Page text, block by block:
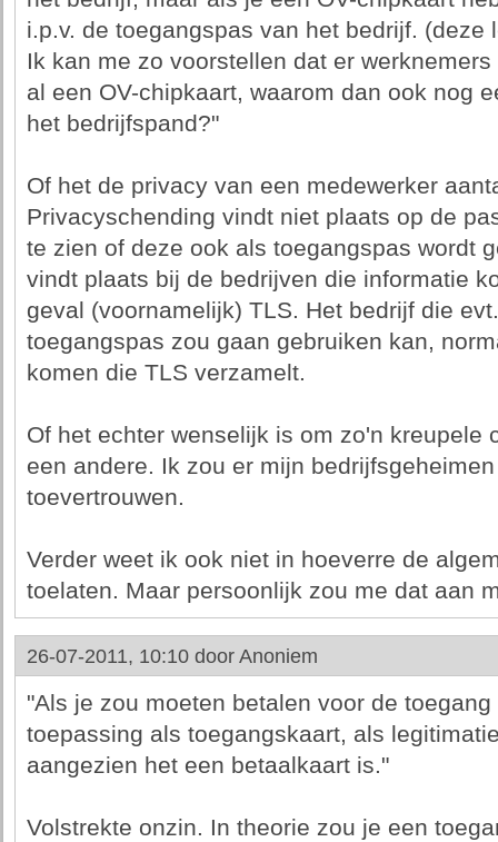
i.p.v. de toegangspas van het bedrijf. (deze
Ik kan me zo voorstellen dat er
al een OV-chipkaart, waarom dan ook nog
het bedrijfspand?"
Of het de privacy van een medewerker
Privacyschending vindt niet plaats op de
te zien of deze ook als toegangspas wordt
vindt plaats bij de bedrijven die informatie
geval (voornamelijk) TLS. Het bedrijf die
toegangspas zou gaan gebruiken kan,
komen die TLS verzamelt.
Of het echter wenselijk is om zo'n kreupele
een andere. Ik zou er mijn
toevertrouwen.
Verder weet ik ook niet in hoeverre de
toelaten. Maar persoonlijk zou me dat aan
26-07-2011, 10:10 door Anoniem
"Als je zou moeten betalen voor de
toepassing als toegangskaart, als
aangezien het een betaalkaart is."
Volstrekte onzin. In theorie zou je een